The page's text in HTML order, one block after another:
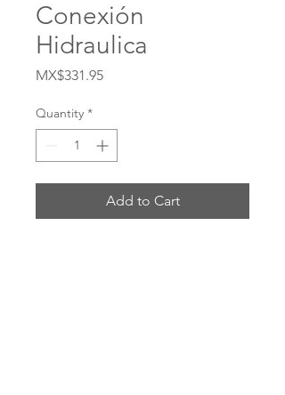
Conexión
Hidraulica
MX$331.95Price
Quantity *
Add to Cart